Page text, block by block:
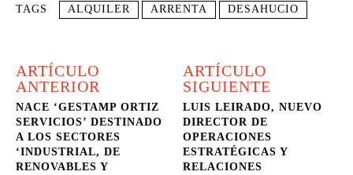
TAGS ALQUILER ARRENTA DESAHUCIO
ARTÍCULO
ANTERIOR
NACE ‘GESTAMP ORTIZ
SERVICIOS’ DESTINADO
A LOS SECTORES
‘INDUSTRIAL, DE
RENOVABLES Y
ARTÍCULO
SIGUIENTE
LUIS LEIRADO, NUEVO
DIRECTOR DE
OPERACIONES
ESTRATÉGICAS Y
RELACIONES